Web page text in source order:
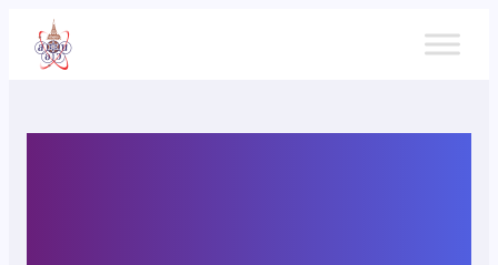
เนื้อหา